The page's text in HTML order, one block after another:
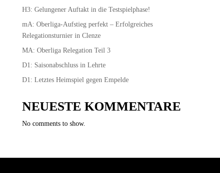
H3: Gelungener Auftakt in die Testspielphase!
mA: Oberliga-Aufstieg perfekt – Erfolgreiches
Relegationsturnier in Clenze
MA: Oberliga Relegation Teil 3
D1: Saisonabschluss in Lehrte
D1: Letztes Heimspiel gegen Empelde
NEUESTE KOMMENTARE
No comments to show.